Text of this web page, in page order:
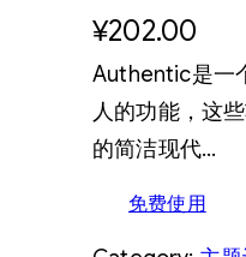
¥202.00
Authentic是一
人的功能，这
的简洁现代…
免费使用